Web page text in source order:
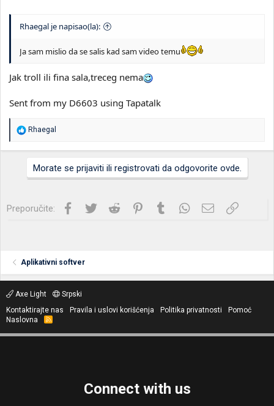
Rhaegal je napisao(la):
Ja sam mislio da se salis kad sam video temu
Jak troll ili fina sala,treceg nema
Sent from my D6603 using Tapatalk
R
v
j
Rhaegal
Morate se prijaviti ili registrovati da odgovorite ovde.
Preporučite: Facebook
Twitter Reddit PinterestTumblrWhatsApp
Imejl Link
Aplikativni softver
Axe Light
Srpski
Kontaktirajte nas
Pravila i uslovi korišćenja Politika privatnosti
Pomoć
Naslovna
R
S
Connect with us